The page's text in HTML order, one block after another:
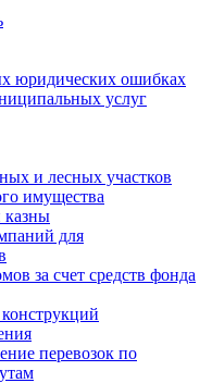
юридических ошибках
услуг
и лесных участков
имущества
казны
для
за счет средств фонда
перевозок по